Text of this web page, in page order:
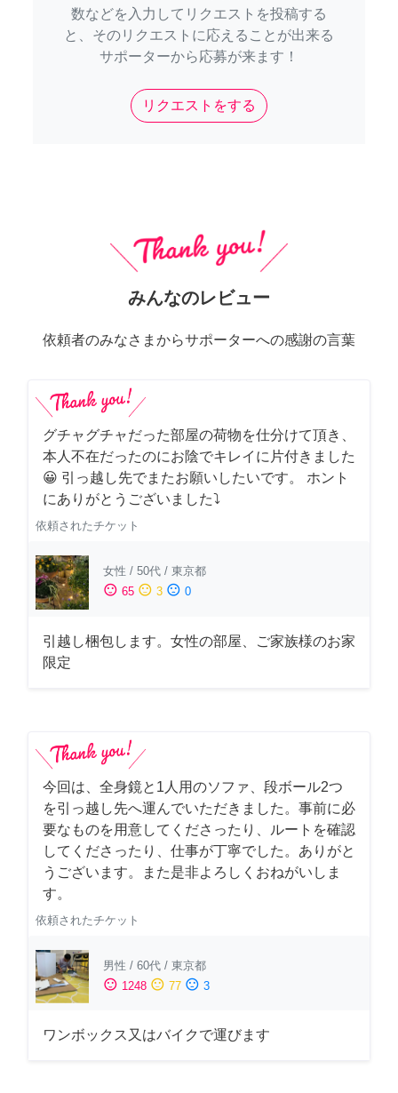
数などを入力してリクエストを投稿する
と、そのリクエストに応えることが出来る
サポーターから応募が来ます！
リクエストをする
みんなのレビュー
依頼者のみなさまからサポーターへの感謝の言葉
グチャグチャだった部屋の荷物を仕分けて頂き、
本人不在だったのにお陰でキレイに片付きました
😀 引っ越し先でまたお願いしたいです。 ホント
にありがとうございました⤵
依頼されたチケット
女性 / 50代 / 東京都
sentiment_satisfied 65 sentiment_neutral 3 sentiment_dissatisfied 0
引越し梱包します。女性の部屋、ご家族様のお家
限定
今回は、全身鏡と1人用のソファ、段ボール2つ
を引っ越し先へ運んでいただきました。事前に必
要なものを用意してくださったり、ルートを確認
してくださったり、仕事が丁寧でした。ありがと
うございます。また是非よろしくおねがいしま
す。
依頼されたチケット
男性 / 60代 / 東京都
sentiment_satisfied 1248 sentiment_neutral 77 sentiment_dissatisfied 3
ワンボックス又はバイクで運びます